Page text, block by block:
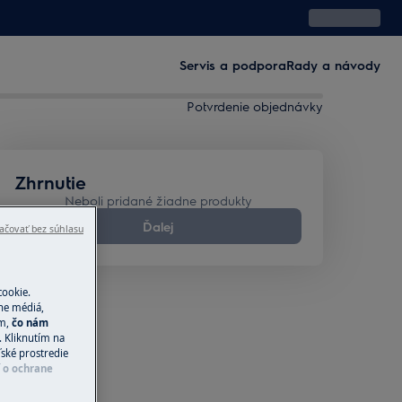
Servis a podporaRady a návody
Potvrdenie objednávky
Zhrnutie
Neboli pridané žiadne produkty
Ďalej
médiá,
čo nám
Kliknutím na
prostredie
o ochrane
bez súhlasu